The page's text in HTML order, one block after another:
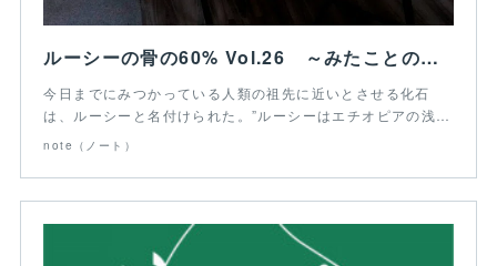
ルーシーの骨の60% Vol.26 ～みたことの代理(思案)～ - Thinking about proxy for what we have seen｜Yuichiro Higshiji_writ
今日までにみつかっている人類の祖先に近いとさせる化石
は、ルーシーと名付けられた。”ルーシーはエチオピアの浅…
note（ノート）